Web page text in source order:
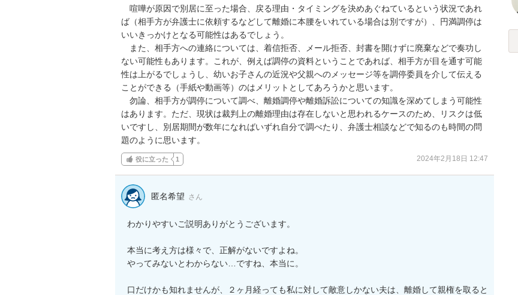
喧嘩が原因で別居に至った場合、戻る理由・タイミングを決めあぐねているという状況であれ
ば（相手方が弁護士に依頼するなどして離婚に本腰をいれている場合は別ですが）、円満調停は
いいきっかけとなる可能性はあるでしょう。
また、相手方への連絡については、着信拒否、メール拒否、封書を開けずに廃棄などで奏功し
ない可能性もあります。これが、例えば調停の資料ということであれば、相手方が目を通す可能
性は上がるでしょうし、幼いお子さんの近況や父親へのメッセージ等を調停委員を介して伝える
ことができる（手紙や動画等）のはメリットとしてあろうかと思います。
勿論、相手方が調停について調べ、離婚調停や離婚訴訟についての知識を深めてしまう可能性
はあります。ただ、現状は裁判上の離婚理由は存在しないと思われるケースのため、リスクは低
いですし、別居期間が数年になればいずれ自分で調べたり、弁護士相談などで知るのも時間の問
題のように思います。
役に立った 1 2024年2月18日 12:47
匿名希望 さん
わかりやすいご説明ありがとうございます。
本当に考え方は様々で、正解がないですよね。
やってみないとわからない…ですね、本当に。
口だけかも知れませんが、２ヶ月経っても私に対して敵意しかない夫は、離婚して親権を取ると